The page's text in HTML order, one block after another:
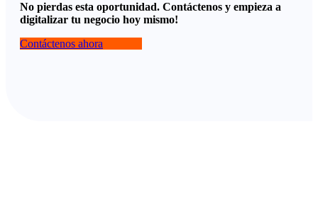
No pierdas esta oportunidad. Contáctenos y empieza a
digitalizar tu negocio hoy mismo!
Contáctenos ahora